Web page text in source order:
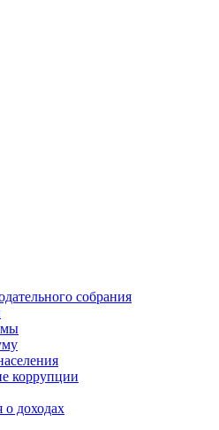
собрания
коррупции
о доходах